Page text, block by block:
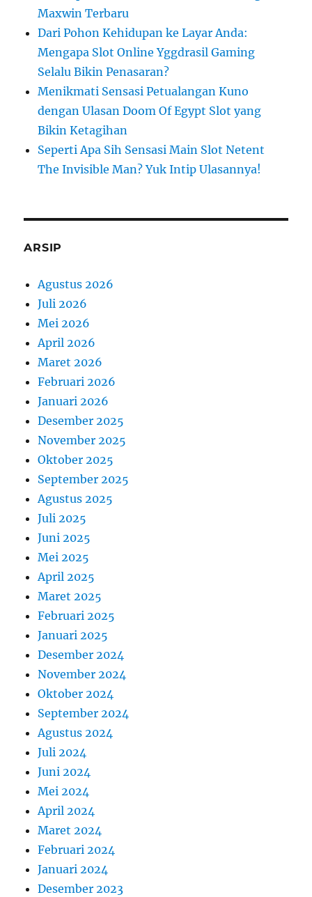
Maxwin Terbaru
Dari Pohon Kehidupan ke Layar Anda:
Mengapa Slot Online Yggdrasil Gaming
Selalu Bikin Penasaran?
Menikmati Sensasi Petualangan Kuno
dengan Ulasan Doom Of Egypt Slot yang
Bikin Ketagihan
Seperti Apa Sih Sensasi Main Slot Netent
The Invisible Man? Yuk Intip Ulasannya!
ARSIP
Agustus 2026
Juli 2026
Mei 2026
April 2026
Maret 2026
Februari 2026
Januari 2026
Desember 2025
November 2025
Oktober 2025
September 2025
Agustus 2025
Juli 2025
Juni 2025
Mei 2025
April 2025
Maret 2025
Februari 2025
Januari 2025
Desember 2024
November 2024
Oktober 2024
September 2024
Agustus 2024
Juli 2024
Juni 2024
Mei 2024
April 2024
Maret 2024
Februari 2024
Januari 2024
Desember 2023